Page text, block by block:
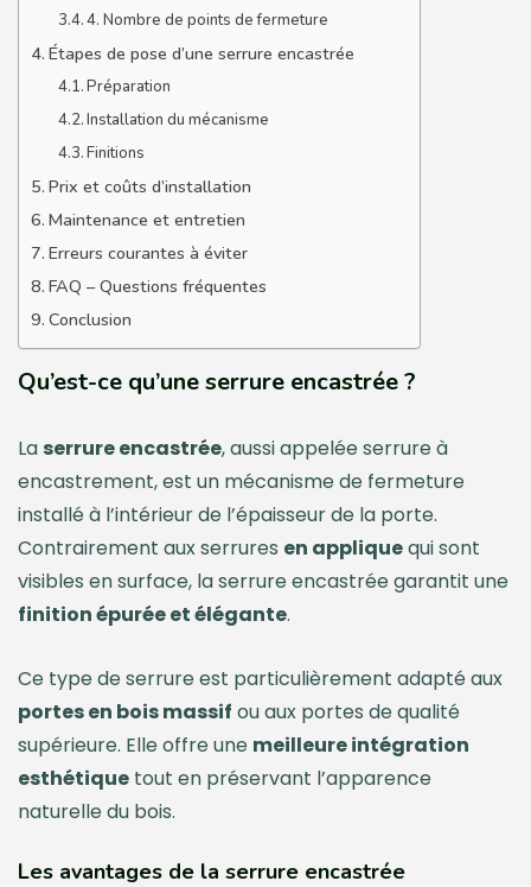
4. Nombre de points de fermeture
Étapes de pose d’une serrure encastrée
Préparation
Installation du mécanisme
Finitions
Prix et coûts d’installation
Maintenance et entretien
Erreurs courantes à éviter
FAQ – Questions fréquentes
Conclusion
Qu’est-ce qu’une serrure encastrée ?
La serrure encastrée, aussi appelée serrure à
encastrement, est un mécanisme de fermeture
installé à l’intérieur de l’épaisseur de la porte.
Contrairement aux serrures en appliquequi sont
visibles en surface, la serrure encastrée garantit une
finition épurée et élégante.
Ce type de serrure est particulièrement adapté aux
portes en bois massif ou aux portes de qualité
supérieure. Elle offre une meilleure intégration
esthétique tout en préservant l’apparence
naturelle du bois.
Les avantages de la serrure encastrée